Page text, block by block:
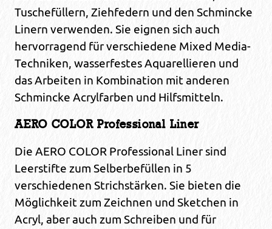
Tuschefüllern, Ziehfedern und den Schmincke
Linern verwenden. Sie eignen sich auch
hervorragend für verschiedene Mixed Media-
Techniken, wasserfestes Aquarellieren und
das Arbeiten in Kombination mit anderen
Schmincke Acrylfarben und Hilfsmitteln.
AERO COLOR Professional Liner
Die AERO COLOR Professional Liner sind
Leerstifte zum Selberbefüllen in 5
verschiedenen Strichstärken. Sie bieten die
Möglichkeit zum Zeichnen und Sketchen in
Acryl, aber auch zum Schreiben und für